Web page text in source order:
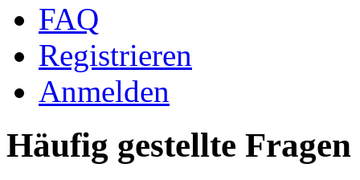
FAQ
Registrieren
Anmelden
Häufig gestellte Fragen